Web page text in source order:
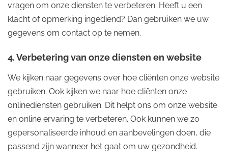
vragen om onze diensten te verbeteren. Heeft u een
klacht of opmerking ingediend? Dan gebruiken we uw
gegevens om contact op te nemen.
4. Verbetering van onze diensten en website
We kijken naar gegevens over hoe cliënten onze website
gebruiken. Ook kijken we naar hoe cliënten onze
onlinediensten gebruiken. Dit helpt ons om onze website
en online ervaring te verbeteren. Ook kunnen we zo
gepersonaliseerde inhoud en aanbevelingen doen, die
passend zijn wanneer het gaat om uw gezondheid.